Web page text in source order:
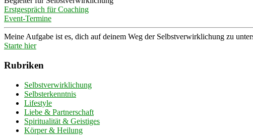
Erstgespräch für Coaching
Event-Termine
Meine Aufgabe ist es, dich auf deinem Weg der Selbstverwirklichung zu
Starte hier
Rubriken
Selbstverwirklichung
Selbsterkenntnis
Lifestyle
Liebe & Partnerschaft
Spiritualität & Geistiges
Körper & Heilung